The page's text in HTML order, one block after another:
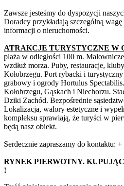
Zawsze jesteśmy do dyspozycji
Doradcy przykładają szczególną
informacji o nieruchomości.
ATRAKCJE TURYSTYCZNE W
plaża w odległości 100 m.
wzdłuż morza. Puby, restauracje,
Kołobrzegu. Port rybacki i
grabowy i ogrody Hortulus
Kołobrzegu, Gąskach i Niechorzu.
Dziki Zachód. Bezpośrednie
Lokalizacja, walory estetyczne i
kompleksu sprawiają, że turyści w
będą nasz obiekt.
Serdecznie zapraszamy do kontaktu: +
RYNEK PIERWOTNY.
!